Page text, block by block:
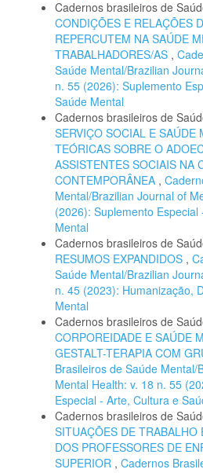
Cadernos brasileiros de
CONDIÇÕES E RELAÇÕES
REPERCUTEM NA SAÚDE
TRABALHADORES/AS ,
Saúde Mental/Brazilian
n. 55 (2026): Suplemento
Saúde Mental
Cadernos brasileiros de
SERVIÇO SOCIAL E SAÚDE
TEÓRICAS SOBRE O
ASSISTENTES SOCIAIS NA
CONTEMPORÂNEA ,
Mental/Brazilian Journal of
(2026): Suplemento
Mental
Cadernos brasileiros de
RESUMOS EXPANDIDOS ,
Saúde Mental/Brazilian
n. 45 (2023): Humanização,
Mental
Cadernos brasileiros de
CORPOREIDADE E SAÚDE
GESTALT-TERAPIA COM
Brasileiros de Saúde Mental/
Mental Health: v. 18 n. 55
Especial - Arte, Cultura e
Cadernos brasileiros de
SITUAÇÕES DE TRABALHO
DOS PROFESSORES DE
SUPERIOR , Cadernos